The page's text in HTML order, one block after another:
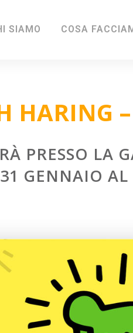
SIAMO COSA
HARING
PRESSO LA
GENNAIO